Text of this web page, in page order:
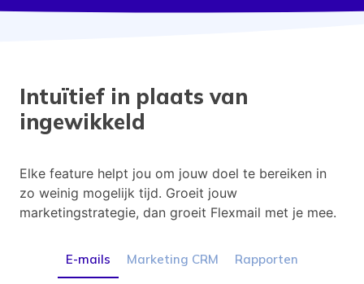
Intuïtief in plaats van
ingewikkeld
Elke feature helpt jou om jouw doel te bereiken in
zo weinig mogelijk tijd. Groeit jouw
marketingstrategie, dan groeit Flexmail met je mee.
E-mails Marketing CRM Rapporten